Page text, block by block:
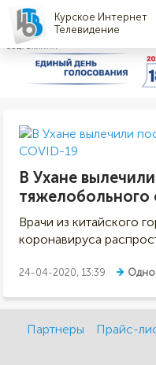
Курское Интернет
Телевидение
СОЦРЕКЛАМА
В Ухане
тяжелобольного
Врачи из китайского
коронавируса
24-04-2020, 13:39
Партнеры Прайс-